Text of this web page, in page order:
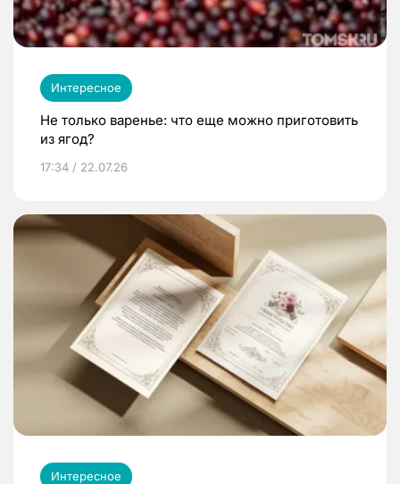
Интересное
Не только варенье: что еще можно приготовить
из ягод?
17:34 / 22.07.26
Интересное